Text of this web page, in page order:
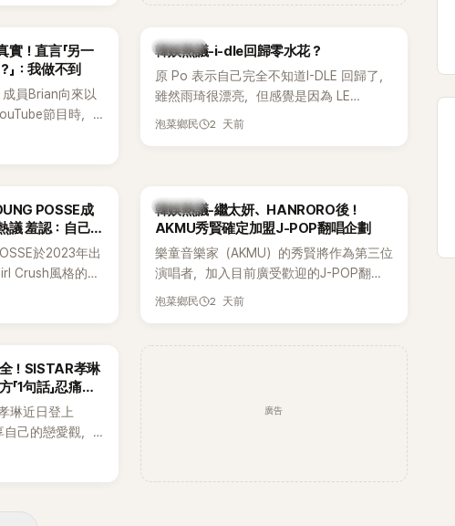
！直言「另一
：我做不到
員Brian向來以
節目時，
言無法理解「連
熱議討論
韓娛熱議-i-dle回歸零水花？
原 Po 表示自己完全不知道I-DLE 回歸了，
雖然雨琦很漂亮，但感覺是因為 LE
SSERAFIM 和 aespa 佔據了市場。
泡菜鄉民 2 天前
POSSE成
議 羞認：自己
於2023年出
Crush風格的女
Hop元素、自
是歐美市場累積
代女團中極具辨
熱議討論
韓娛熱議-繼太妍、HANRORO後！
AKMU秀賢確定加盟J-POP翻唱企劃
樂童音樂家（AKMU）的秀賢將作為第三位
演唱者，加入目前廣受歡迎的J-POP翻唱
企劃。繼太妍和Hanroro之後，秀賢已獲
泡菜鄉民 2 天前
！SISTAR孝琳
1句話」忍痛放
琳近日登上
己的戀愛觀，
朋友搶走男
廣告